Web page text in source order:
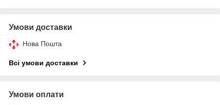
Умови доставки
Нова Пошта
Всі умови доставки
Умови оплати